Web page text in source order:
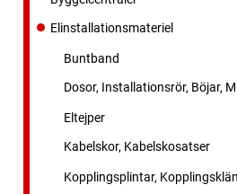
Elinstallationsmateriel
Buntband
Dosor, Installationsrör, Böjar,
Eltejper
Kabelskor, Kabelskosatser
Kopplingsplintar,